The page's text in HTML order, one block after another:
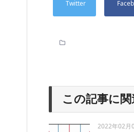
この記事に
2022年02月